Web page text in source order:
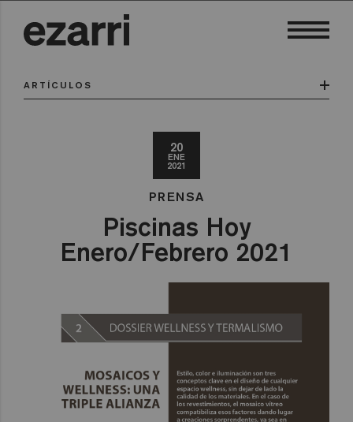
ARTÍCULOS
20
ENE
2021
PRENSA
Piscinas Hoy
Enero/Febrero 2021